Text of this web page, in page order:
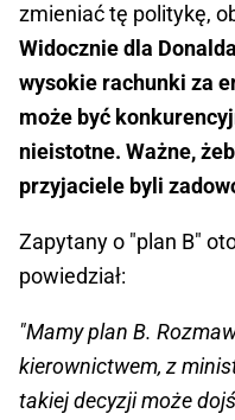
zmieniać tę politykę,
Widocznie dla
wysokie rachunki za
może być
nieistotne. Ważne,
przyjaciele byli
Zapytany o "plan B"
powiedział:
"Mamy plan B.
kierownictwem, z
takiej decyzji może